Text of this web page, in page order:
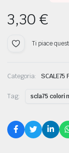
3,30€
Ti piace
Categoria: SCALE75
Tag: scla75 colori